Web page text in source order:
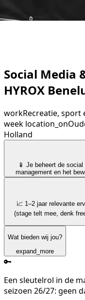
Social Media
HYROX
workRecreatie, sport
week location_on
Holland
📱 Je beheert de
management en het
📈 1–2 jaar relevante
(stage telt mee, denk
Wat bieden wij jou?
expand_more
🔑
Een sleutelrol in de
seizoen 26/27: geen